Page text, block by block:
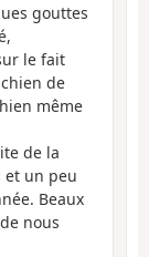
gouttes
le fait
de
même
de la
et un peu
Beaux
nous